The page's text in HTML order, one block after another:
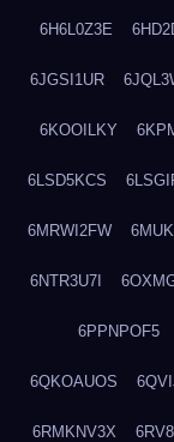
6H6L0Z3E
6JGSI1UR
6KOOILKY
6LSD5KCS
6MRWI2FW
6NTR3U7I
6PPNPOF5
6QKOAUOS
6RMKNV3X